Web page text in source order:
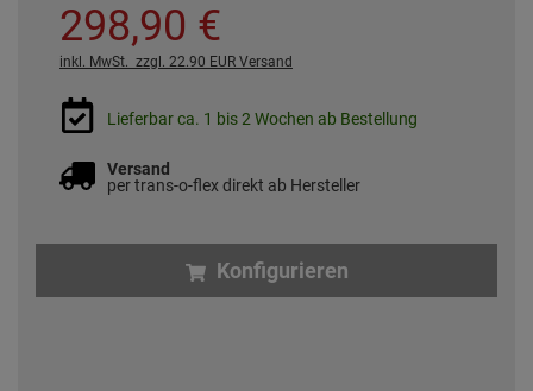
298,90 €
inkl. MwSt. zzgl. 22.90 EUR Versand
Lieferbar ca. 1 bis 2 Wochen ab Bestellung
Versand
per trans-o-flex direkt ab Hersteller
Konfigurieren